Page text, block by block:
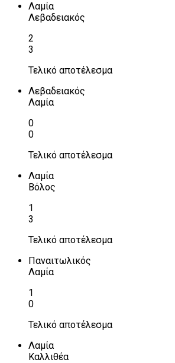
Λαμία
Λεβαδειακός
2
3
Τελικό αποτέλεσμα
Λεβαδειακός
Λαμία
0
0
Τελικό αποτέλεσμα
Λαμία
Βόλος
1
3
Τελικό αποτέλεσμα
Παναιτωλικός
Λαμία
1
0
Τελικό αποτέλεσμα
Λαμία
Καλλιθέα